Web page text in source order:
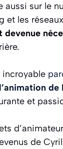
aussi sur le
et les
incroyable
l’animation
et
de